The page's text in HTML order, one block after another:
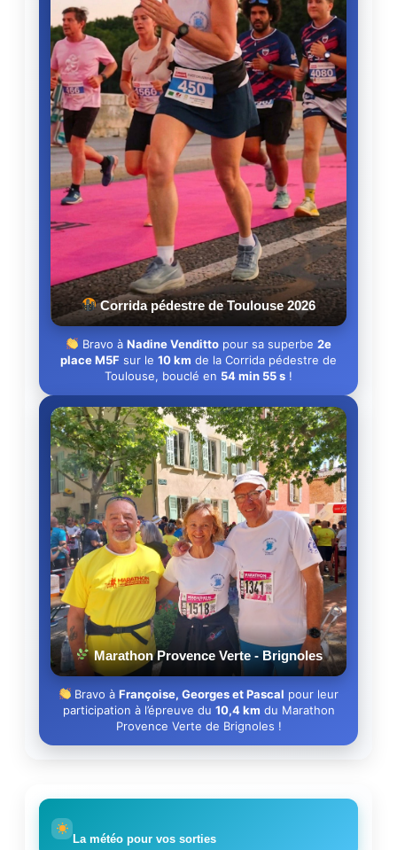
Corrida pédestre de Toulouse 2026
Bravo à Nadine Vendittopour sa superbe 2e
place M5F sur le 10 km de la Corrida pédestre de
Toulouse, bouclé en 54 min 55 s !
Marathon Provence Verte - Brignoles
Bravo àFrançoise, Georges et Pascal pour leur
participation à l’épreuve du 10,4 km du Marathon
Provence Verte de Brignoles !
La météo pour vos sorties